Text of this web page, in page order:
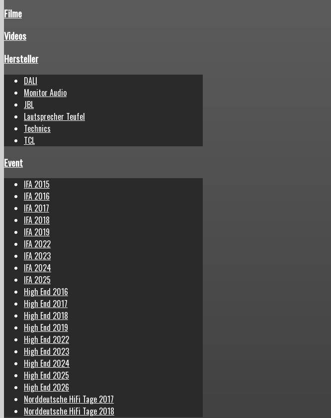
Filme
Videos
Hersteller
DALI
Monitor Audio
JBL
Lautsprecher Teufel
Technics
TCL
Event
IFA 2015
IFA 2016
IFA 2017
IFA 2018
IFA 2019
IFA 2022
IFA 2023
IFA 2024
IFA 2025
High End 2016
High End 2017
High End 2018
High End 2019
High End 2022
High End 2023
High End 2024
High End 2025
High End 2026
Norddeutsche HiFi Tage 2017
Norddeutsche HiFi Tage 2018